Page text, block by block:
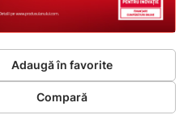
Adaugă în favorite
Compară